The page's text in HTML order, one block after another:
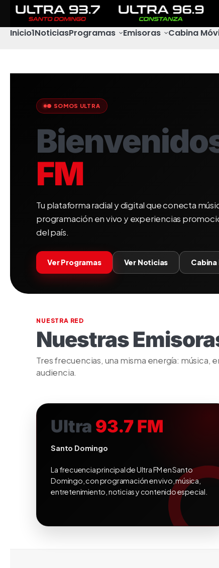
Inicio1NoticiasProgramas Emisoras Cabina
● SOMOS ULTRA
FM
Tu plataforma radial y digital que conecta
programación en vivo y experiencias
del país.
Ver Programas Ver Noticias Cabina
NUESTRA RED
Nuestras
Tres frecuencias, una misma energía:
audiencia.
Ultra 93.7 FM
Santo Domingo
La frecuencia principal de Ultra FM en Santo
Domingo, con programación en vivo, música,
entretenimiento, noticias y contenido especial.